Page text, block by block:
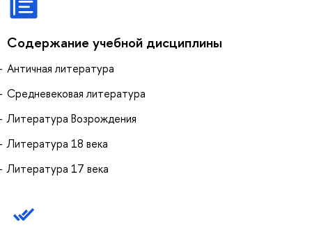
Содержание учебной дисциплины
Античная литература
Средневековая литература
Литература Возрождения
Литература 18 века
Литература 17 века